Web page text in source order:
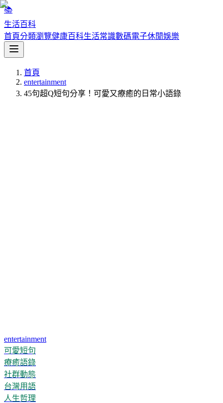
📚
生活百科
首頁分類瀏覽健康百科生活常識數碼電子休閒娛樂
首頁
entertainment
45句超Q短句分享！可愛又療癒的日常小語錄
entertainment
可愛短句
療癒語錄
社群動態
台灣用語
人生哲理